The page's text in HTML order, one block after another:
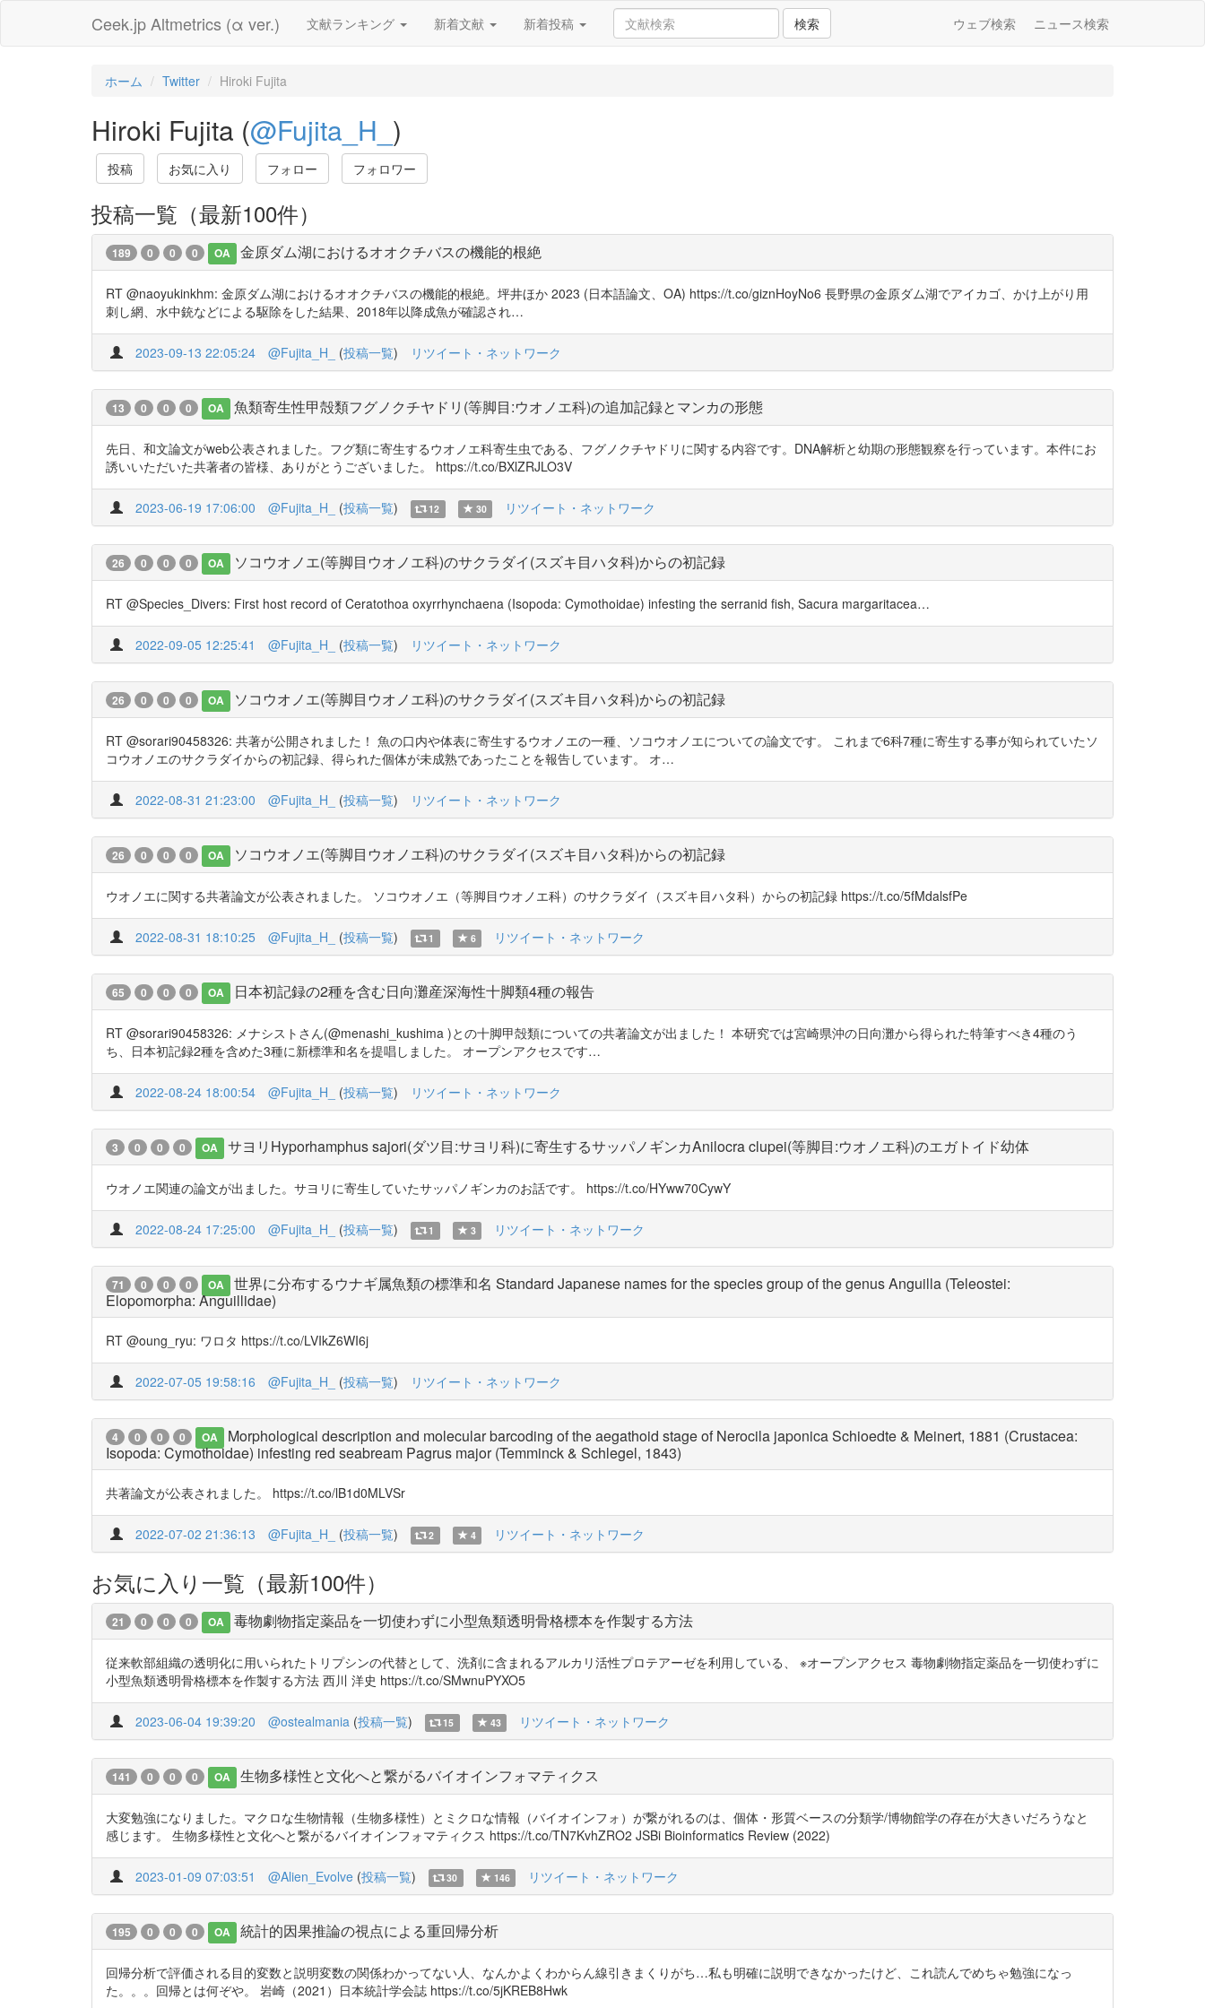
Ceek.jp Altmetrics (α ver.) 文献ランキング 新着文献 新着投稿 検索 ウェブ検索 ニュース検索
ホーム Twitter Hiroki Fujita
Hiroki Fujita (@Fujita_H_ )
投稿 お気に入り フォロー フォロワー
投稿一覧（最新100件）
189 0 0 0 OA 金原ダム湖におけるオオクチバスの機能的根絶
RT @naoyukinkhm: 金原ダム湖におけるオオクチバスの機能的根絶。坪井ほか 2023 (日本語論文、OA) https://t.co/giznHoyNo6 長野県の金原ダム湖でアイカゴ、かけ上がり用
刺し網、水中銃などによる駆除をした結果、2018年以降成魚が確認され…
2023-09-13 22:05:24 @Fujita_H_ (投稿一覧) リツイート・ネットワーク
13 0 0 0 OA 魚類寄生性甲殻類フグノクチヤドリ(等脚目:ウオノエ科)の追加記録とマンカの形態
先日、和文論文がweb公表されました。フグ類に寄生するウオノエ科寄生虫である、フグノクチヤドリに関する内容です。DNA解析と幼期の形態観察を行っています。本件にお
誘いいただいた共著者の皆様、ありがとうございました。 https://t.co/BXlZRJLO3V
2023-06-19 17:06:00 @Fujita_H_ (投稿一覧) 12 30 リツイート・ネットワーク
26 0 0 0 OA ソコウオノエ(等脚目ウオノエ科)のサクラダイ(スズキ目ハタ科)からの初記録
RT @Species_Divers: First host record of Ceratothoa oxyrrhynchaena (Isopoda: Cymothoidae) infesting the serranid fish, Sacura margaritacea…
2022-09-05 12:25:41 @Fujita_H_ (投稿一覧) リツイート・ネットワーク
26 0 0 0 OA ソコウオノエ(等脚目ウオノエ科)のサクラダイ(スズキ目ハタ科)からの初記録
RT @sorari90458326: 共著が公開されました！ 魚の口内や体表に寄生するウオノエの一種、ソコウオノエについての論文です。 これまで6科7種に寄生する事が知られていたソ
コウオノエのサクラダイからの初記録、得られた個体が未成熟であったことを報告しています。 オ…
2022-08-31 21:23:00 @Fujita_H_ (投稿一覧) リツイート・ネットワーク
26 0 0 0 OA ソコウオノエ(等脚目ウオノエ科)のサクラダイ(スズキ目ハタ科)からの初記録
ウオノエに関する共著論文が公表されました。 ソコウオノエ（等脚目ウオノエ科）のサクラダイ（スズキ目ハタ科）からの初記録 https://t.co/5fMdalsfPe
2022-08-31 18:10:25 @Fujita_H_ (投稿一覧) 1 6 リツイート・ネットワーク
65 0 0 0 OA 日本初記録の2種を含む日向灘産深海性十脚類4種の報告
RT @sorari90458326: メナシストさん(@menashi_kushima )との十脚甲殻類についての共著論文が出ました！ 本研究では宮崎県沖の日向灘から得られた特筆すべき4種のう
ち、日本初記録2種を含めた3種に新標準和名を提唱しました。 オープンアクセスです…
2022-08-24 18:00:54 @Fujita_H_ (投稿一覧) リツイート・ネットワーク
3 0 0 0 OA サヨリHyporhamphus sajori(ダツ目:サヨリ科)に寄生するサッパノギンカAnilocra clupei(等脚目:ウオノエ科)のエガトイド幼体
ウオノエ関連の論文が出ました。サヨリに寄生していたサッパノギンカのお話です。 https://t.co/HYww70CywY
2022-08-24 17:25:00 @Fujita_H_ (投稿一覧) 1 3 リツイート・ネットワーク
71 0 0 0 OA
世界に分布するウナギ属魚類の標準和名 Standard Japanese names for the species group of the genus Anguilla (Teleostei:
Elopomorpha: Anguillidae)
RT @oung_ryu: ワロタ https://t.co/LVIkZ6WI6j
2022-07-05 19:58:16 @Fujita_H_ (投稿一覧) リツイート・ネットワーク
4 0 0 0 OA
Morphological description and molecular barcoding of the aegathoid stage of Nerocila japonica Schioedte & Meinert, 1881 (Crustacea:
Isopoda: Cymothoidae) infesting red seabream Pagrus major (Temminck & Schlegel, 1843)
共著論文が公表されました。 https://t.co/lB1d0MLVSr
2022-07-02 21:36:13 @Fujita_H_ (投稿一覧) 2 4 リツイート・ネットワーク
お気に入り一覧（最新100件）
21 0 0 0 OA 毒物劇物指定薬品を一切使わずに小型魚類透明骨格標本を作製する方法
従来軟部組織の透明化に用いられたトリプシンの代替として、洗剤に含まれるアルカリ活性プロテアーゼを利用している、 ※オープンアクセス 毒物劇物指定薬品を一切使わずに
小型魚類透明骨格標本を作製する方法 西川 洋史 https://t.co/SMwnuPYXO5
2023-06-04 19:39:20 @ostealmania (投稿一覧) 15 43 リツイート・ネットワーク
141 0 0 0 OA 生物多様性と文化へと繋がるバイオインフォマティクス
大変勉強になりました。マクロな生物情報（生物多様性）とミクロな情報（バイオインフォ）が繋がれるのは、個体・形質ベースの分類学/博物館学の存在が大きいだろうなと
感じます。 生物多様性と文化へと繋がるバイオインフォマティクス https://t.co/TN7KvhZRO2 JSBi Bioinformatics Review (2022)
2023-01-09 07:03:51 @Alien_Evolve (投稿一覧) 30 146 リツイート・ネットワーク
195 0 0 0 OA 統計的因果推論の視点による重回帰分析
回帰分析で評価される目的変数と説明変数の関係わかってない人、なんかよくわからん線引きまくりがち…私も明確に説明できなかったけど、これ読んでめちゃ勉強になっ
た。。。回帰とは何ぞや。 岩崎（2021）日本統計学会誌 https://t.co/5jKREB8Hwk